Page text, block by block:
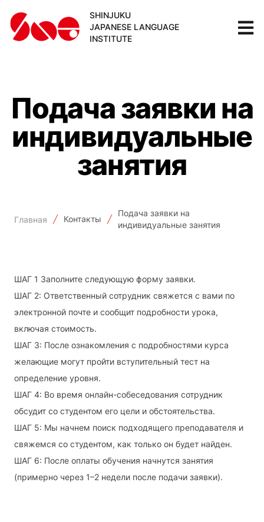
SHINJUKU
JAPANESE LANGUAGE
INSTITUTE
Подача заявки на
индивидуальные
занятия
Главная Контакты
Подача заявки на
индивидуальные занятия
ШАГ 1 Заполните следующую форму заявки.
ШАГ 2: Ответственный сотрудник свяжется с вами по
электронной почте и сообщит подробности урока,
включая стоимость.
ШАГ 3: После ознакомления с подробностями курса
желающие могут пройти вступительный тест на
определение уровня.
ШАГ 4: Во время онлайн-собеседования сотрудник
обсудит со студентом его цели и обстоятельства.
ШАГ 5: Мы начнем поиск подходящего преподавателя и
свяжемся со студентом, как только он будет найден.
ШАГ 6: После оплаты обучения начнутся занятия
(примерно через 1–2 недели после подачи заявки).